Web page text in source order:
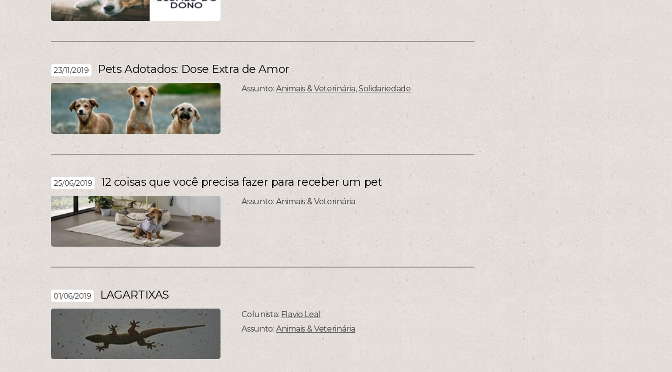
23/11/2019 Pets Adotados: Dose Extra de Amor
Assunto:Animais & Veterinária,Solidariedade
25/06/2019 12 coisas que você precisa fazer para receber um pet
Assunto:Animais & Veterinária
01/06/2019 LAGARTIXAS
Colunista:Flavio Leal
Assunto:Animais & Veterinária